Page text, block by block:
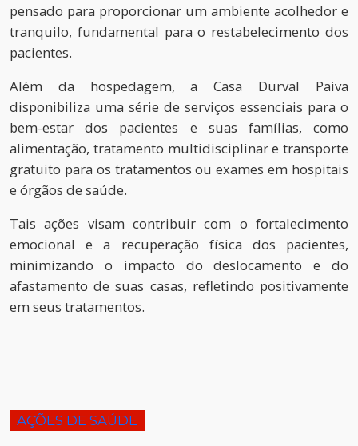
pensado para proporcionar um ambiente acolhedor e
tranquilo, fundamental para o restabelecimento dos
pacientes.
Além da hospedagem, a Casa Durval Paiva
disponibiliza uma série de serviços essenciais para o
bem-estar dos pacientes e suas famílias, como
alimentação, tratamento multidisciplinar e transporte
gratuito para os tratamentos ou exames em hospitais
e órgãos de saúde.
Tais ações visam contribuir com o fortalecimento
emocional e a recuperação física dos pacientes,
minimizando o impacto do deslocamento e do
afastamento de suas casas, refletindo positivamente
em seus tratamentos.
AÇÕES DE SAÚDE